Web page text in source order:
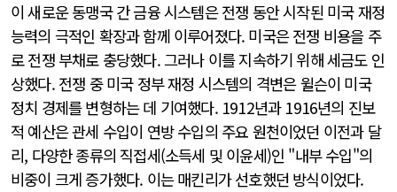
이 새로운 동맹국 간 금융 시스템은 전쟁 동안 시작된 미국 재정
능력의 극적인 확장과 함께 이루어졌다. 미국은 전쟁 비용을 주
로 전쟁 부채로 충당했다. 그러나 이를 지속하기 위해 세금도 인
상했다. 전쟁 중 미국 정부 재정 시스템의 격변은 윌슨이 미국
정치 경제를 변형하는 데 기여했다. 1912년과 1916년의 진보
적 예산은 관세 수입이 연방 수입의 주요 원천이었던 이전과 달
리, 다양한 종류의 직접세(소득세 및 이윤세)인 "내부 수입"의
비중이 크게 증가했다. 이는 매킨리가 선호했던 방식이었다.